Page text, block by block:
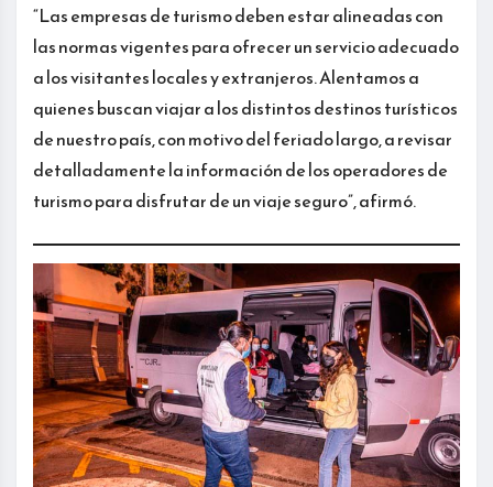
“Las empresas de turismo deben estar alineadas con
las normas vigentes para ofrecer un servicio adecuado
a los visitantes locales y extranjeros. Alentamos a
quienes buscan viajar a los distintos destinos turísticos
de nuestro país, con motivo del feriado largo, a revisar
detalladamente la información de los operadores de
turismo para disfrutar de un viaje seguro”, afirmó.